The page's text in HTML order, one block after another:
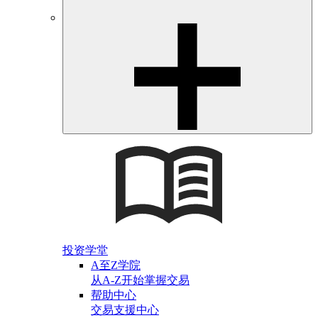
投资学堂
A至Z学院
从A-Z开始掌握交易
帮助中心
交易支援中心